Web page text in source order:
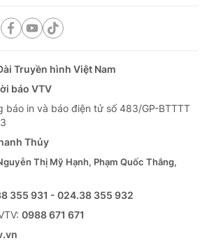
Truyền hình Việt Nam
báo VTV
báo in và báo điện tử số 483/GP-BTTTT
Thủy
Thị Mỹ Hạnh, Phạm Quốc Thắng,
355 931 - 024.38 355 932
0988 671 671